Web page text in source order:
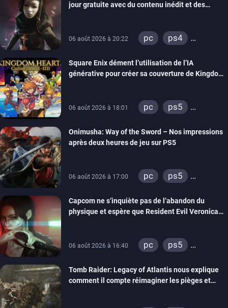
jour gratuite avec du contenu inédit et des
06 août 2026 à 20:22 pc
ps4
Square Enix dément l’utilisation de l’IA
générative pour créer sa couverture de Kingdom
06 août 2026 à 18:01 pc
ps5
switch 2
Onimusha: Way of the Sword – Nos impressions
après deux heures de jeu sur PS5
06 août 2026 à 17:00 pc
ps5
switch 2
Capcom ne s’inquiète pas de l’abandon du
physique et espère que Resident Evil Veronica
06 août 2026 à 16:40 pc
ps5
switch 2
Tomb Raider: Legacy of Atlantis nous explique
comment il compte réimaginer les pièges et